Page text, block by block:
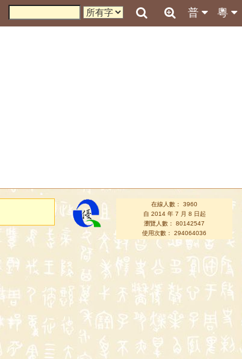
粵
普
在線人數： 3960
自 2014 年 7 月 8 日起
瀏覽人數： 80142547
使用次數： 294064036